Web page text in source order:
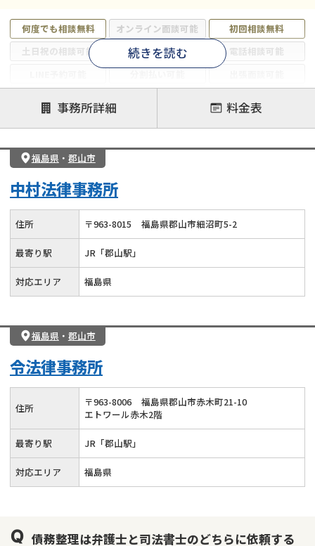
何度でも相談無料 オンライン面談可能
初回相談無料
土日祝の相談可能
19時以降電話可能
電話相談可能
借金返済相談・交渉
自己破産
任意整理
個人再生
会社破産・法人破産
続きを読む
事務所詳細 料金表
福島県 ・ 郡山市
中村法律事務所
住所 〒963-8015 福島県郡山市細沼町5-2
最寄り駅 JR「郡山駅」
対応エリア 福島県
福島県 ・ 郡山市
令法律事務所
住所 〒963-8006
福島県郡山市赤木町21-10
エトワール赤木2階
最寄り駅 JR「郡山駅」
対応エリア 福島県
債務整理は弁護士と司法書士のどちらに依頼する